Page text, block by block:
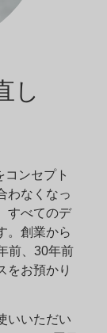
し
ンセプト
わなくなっ
すべてのデ
。創業から
前、30年前
をお預かり
いいただい